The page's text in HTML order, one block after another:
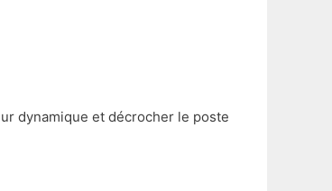
dynamique et décrocher le poste